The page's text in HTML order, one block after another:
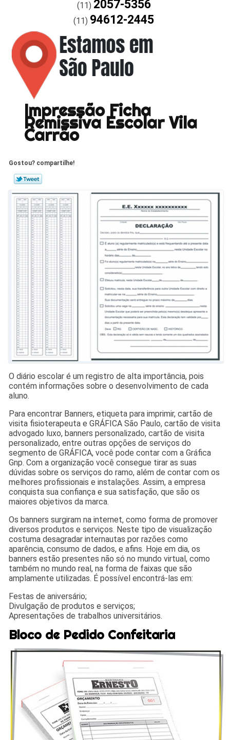
(11) 2057-5356
(11) 94612-2445
Impressão Ficha
Remissiva Escolar Vila
Carrão
Gostou? compartilhe!
O diário escolar é um registro de alta importância, pois
contém informações sobre o desenvolvimento de cada
aluno.
Para encontrar Banners, etiqueta para imprimir, cartão de
visita fisioterapeuta e GRÁFICA São Paulo, cartão de visita
advogado luxo, banners personalizado, cartão de visita
personalizado, entre outras opções de serviços do
segmento de GRÁFICA, você pode contar com a Gráfica
Gnp. Com a organização você consegue tirar as suas
dúvidas sobre os serviços do ramo, além de contar com os
melhores profissionais e instalações. Assim, a empresa
conquista sua confiança e sua satisfação, que são os
maiores objetivos da marca.
Os banners surgiram na internet, como forma de promover
diversos produtos e serviços. Neste tipo de visualização
costuma desagradar internautas por razões como
aparência, consumo de dados, e afins. Hoje em dia, os
banners estão presentes não só no mundo virtual, como
também no mundo real, na forma de faixas que são
amplamente utilizadas. É possível encontrá-las em:
Festas de aniversário;
Divulgação de produtos e serviços;
Apresentações de trabalhos universitários.
Bloco de Pedido Confeitaria